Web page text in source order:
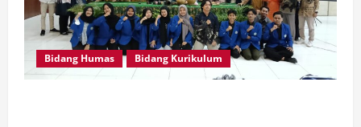
Bidang Humas Bidang Kurikulum